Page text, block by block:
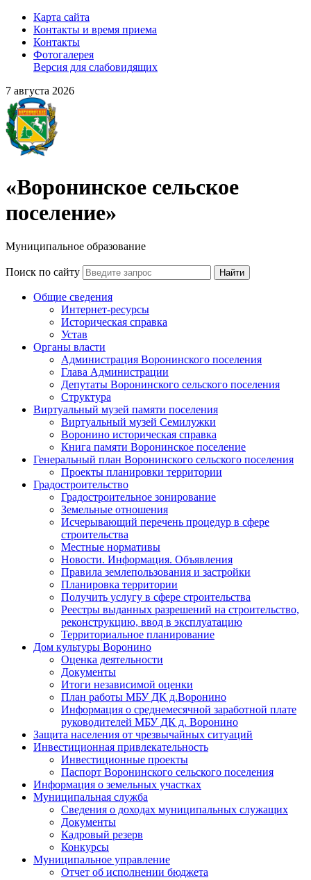
Карта сайта
Контакты и время приема
Контакты
Фотогалерея
Версия для слабовидящих
7 августа 2026
«Воронинское сельское
поселение»
Муниципальное образование
Поиск по сайту Найти
Общие сведения
Интернет-ресурсы
Историческая справка
Устав
Органы власти
Администрация Воронинского поселения
Глава Администрации
Депутаты Воронинского сельского поселения
Структура
Виртуальный музей памяти поселения
Виртуальный музей Семилужки
Воронино историческая справка
Книга памяти Воронинское поселение
Генеральный план Воронинского сельского поселения
Проекты планировки территории
Градостроительство
Градостроительное зонирование
Земельные отношения
Исчерывающий перечень процедур в сфере
строительства
Местные нормативы
Новости. Информация. Объявления
Правила землепользования и застройки
Планировка территории
Получить услугу в сфере строительства
Реестры выданных разрешений на строительство,
реконструкцию, ввод в эксплуатацию
Территориальное планирование
Дом культуры Воронино
Оценка деятельности
Документы
Итоги независимой оценки
План работы МБУ ДК д.Воронино
Информация о среднемесячной заработной плате
руководителей МБУ ДК д. Воронино
Защита населения от чрезвычайных ситуаций
Инвестиционная привлекательность
Инвестиционные проекты
Паспорт Воронинского сельского поселения
Информация о земельных участках
Муниципальная служба
Сведения о доходах муниципальных служащих
Документы
Кадровый резерв
Конкурсы
Муниципальное управление
Отчет об исполнении бюджета